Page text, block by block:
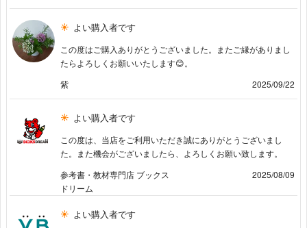
よい購入者です
この度はご購入ありがとうございました。またご縁がありまし
たらよろしくお願いいたします😊。
紫
2025/09/22
よい購入者です
この度は、当店をご利用いただき誠にありがとうございまし
た。また機会がございましたら、よろしくお願い致します。
参考書・教材専門店 ブックス
ドリーム
2025/08/09
よい購入者です